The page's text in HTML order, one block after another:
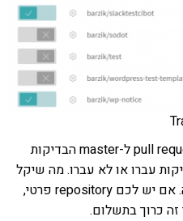
אחרי הבדיקה הראשונית, בכל pull request ל-master הבדיקות
עברו או לא עברו. מה שיקל
עלי מאוד לדעת אם יש לי ריגרסיה. אם יש לכם repository פרטי,